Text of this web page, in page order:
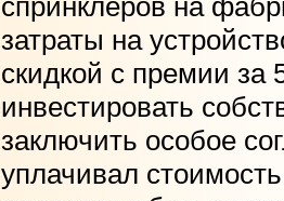
спринклеров на
затраты на
скидкой с премии за
инвестировать
заключить особое
уплачивал